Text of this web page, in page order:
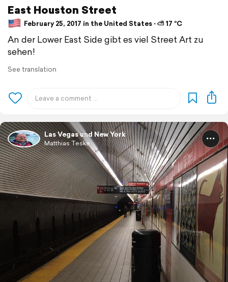
East Houston Street
February 25, 2017 in the United States ⋅ ⛅ 17 °C
An der Lower East Side gibt es viel Street Art zu
sehen!
See translation
Las Vegas und New York
Matthias Teske